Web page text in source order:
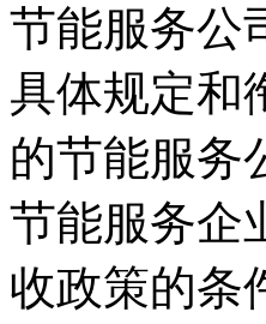
节能服务公
具体规定和
的节能服务
节能服务企
收政策的条